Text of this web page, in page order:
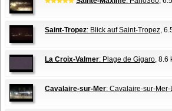
Saint-Tropez: Blick auf Saint-Tropez,
La Croix-Valmer: Plage de Gigaro, 8.6
Cavalaire-sur-Mer: Cavalaire-sur-Mer-